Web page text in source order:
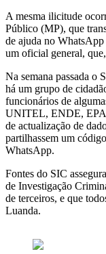
A mesma ilicitude
Público (MP), que
de ajuda no WhatsApp
um oficial general,
Na semana passada o
há um grupo de
funcionários de
UNITEL, ENDE,
de actualização de
partilhassem um
WhatsApp.
Fontes do SIC
de Investigação
de terceiros, e que
Luanda.